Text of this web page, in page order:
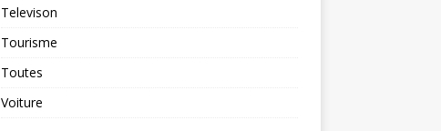
Televison
Tourisme
Toutes
Voiture